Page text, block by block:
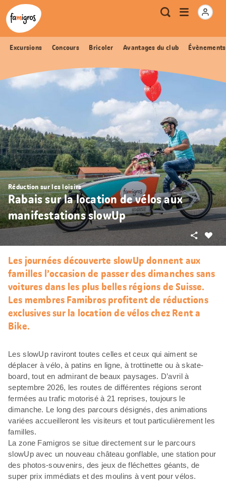
Signets
de
navigation
Header
Logo Métanavigation
RechercheOuvrir
Excursions Concours Bricoler Avantages du club
Réduction sur les loisirs
Rabais sur la location de vélos aux
manifestations slowUp
Partager
Les journées découverte slowUp donnent aux
familles l’occasion de passer des dimanches sans
voitures dans les plus belles régions de Suisse.
Les membres Famibros profitent de réductions
exclusives sur la location de vélos chez Rent a
Bike.
Les slowUp raviront toutes celles et ceux qui aiment se
déplacer à vélo, à patins en ligne, à trottinette ou à skate-
board, tout en admirant de beaux paysages. D’avril à
septembre 2026, les routes de différentes régions seront
fermées au trafic motorisé à 21 reprises, toujours le
dimanche. Le long des parcours désignés, des animations
variées accueilleront les visiteurs et tout particulièrement les
familles.
La zone Famigros se situe directement sur le parcours
slowUp avec un nouveau château gonflable, une station pour
des photos-souvenirs, des jeux de fléchettes géants, de
super prix immédiats et des moulins à vent pour vélos.